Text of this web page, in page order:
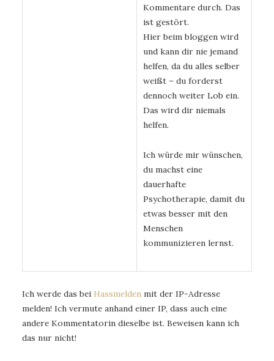
Kommentare durch. Das
ist gestört.
Hier beim bloggen wird
und kann dir nie jemand
helfen, da du alles selber
weißt – du forderst
dennoch weiter Lob ein.
Das wird dir niemals
helfen.
Ich würde mir wünschen,
du machst eine
dauerhafte
Psychotherapie, damit du
etwas besser mit den
Menschen
kommunizieren lernst.
Ich werde das bei Hassmelden mit der IP-Adresse
melden! Ich vermute anhand einer IP, dass auch eine
andere Kommentatorin dieselbe ist. Beweisen kann ich
das nur nicht!